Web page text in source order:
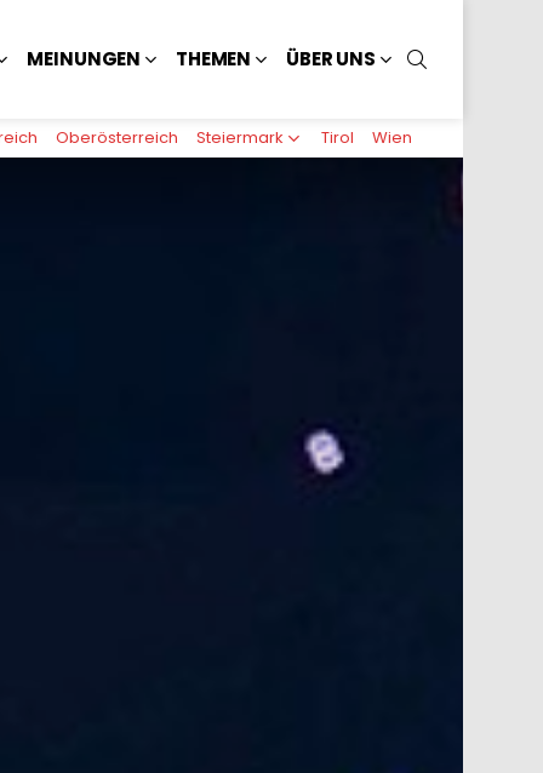
MEINUNGEN THEMEN ÜBER UNS
Oberösterreich Steiermark Tirol Wien